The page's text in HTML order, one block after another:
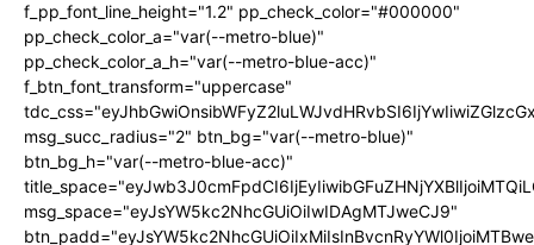
f_pp_font_line_height="1.2" pp_check_color="#000000"
pp_check_color_a="var(--metro-blue)"
pp_check_color_a_h="var(--metro-blue-acc)"
f_btn_font_transform="uppercase"
msg_succ_radius="2" btn_bg="var(--metro-blue)"
btn_bg_h="var(--metro-blue-acc)"
msg_space="eyJsYW5kc2NhcGUiOiIwIDAgMTJweCJ9"